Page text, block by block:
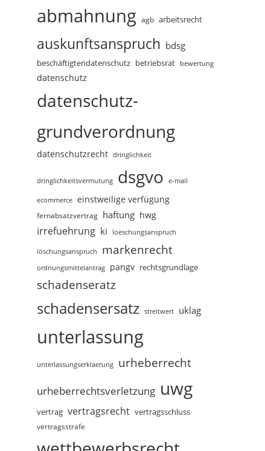
abmahnung agb arbeitsrecht
auskunftsanspruch bdsg
beschäftigtendatenschutz betriebsrat bewertung
datenschutz
datenschutz-
grundverordnung
datenschutzrecht dringlichkeit
dringlichkeitsvermutung dsgvo e-mail
ecommerce einstweilige verfügung
fernabsatzvertrag haftung hwg
irrefuehrung ki loeschungsanspruch
löschungsanspruch markenrecht
ordnungsmittelantrag pangv rechtsgrundlage
schadenseratz
schadensersatz streitwert uklag
unterlassung
unterlassungserklaerung urheberrecht
urheberrechtsverletzung uwg
vertrag vertragsrecht vertragsschluss
vertragsstrafe